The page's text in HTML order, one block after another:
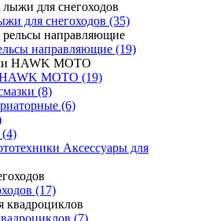
для снегоходов (35)
направляющие (19)
MOTO (19)
(8)
(6)
Аксессуары для
(17)
(7)